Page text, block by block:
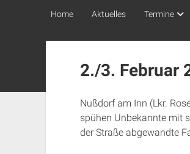
Home Aktuelles Termine
2./3. Februar
Nußdorf am Inn (Lkr.
spühen Unbekannte mit
der Straße abgewandte